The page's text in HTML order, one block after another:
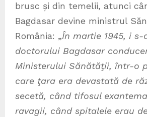
brusc și din temelii, atunci
Bagdasar devine ministrul
România: „În martie 1945, i
doctorului Bagdasar
Ministerului Sănătăţii, într-o
care ţara era devastată de
secetă, când tifosul
ravagii, când spitalele erau